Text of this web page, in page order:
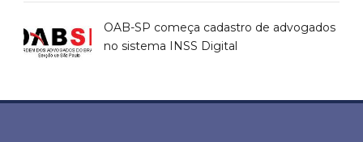
OAB-SP começa cadastro de advogados
no sistema INSS Digital